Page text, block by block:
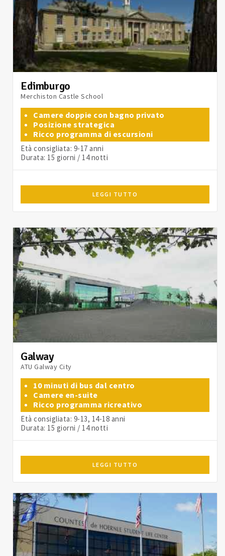
Edimburgo
Merchiston Castle School
Camere doppie con bagno privato
Posizione strategica
Ricco programma di escursioni
Età consigliata: 9-17 anni
Durata: 15 giorni / 14 notti
LEGGI TUTTO
Galway
ATU Galway City
10 minuti di bus dal centro
Camere en-suite
Ricco programma ricreativo
Età consigliata: 9-13, 14-18 anni
Durata: 15 giorni / 14 notti
LEGGI TUTTO